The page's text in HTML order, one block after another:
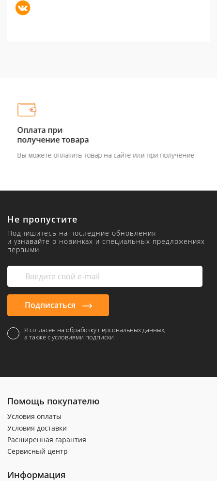
Оплата при
получение товара
Вы можете оплатить товар на сайте или при получение
Не пропустите
Подпишитесь на последние обновления
и узнавайте о новинках и специальных предложениях
первыми.
Подписаться
Я согласен на обработку персональных данных,
а также с условиями подписки
Помощь покупателю
Условия оплаты
Условия доставки
Расширенная гарантия
Сервисный центр
Информация